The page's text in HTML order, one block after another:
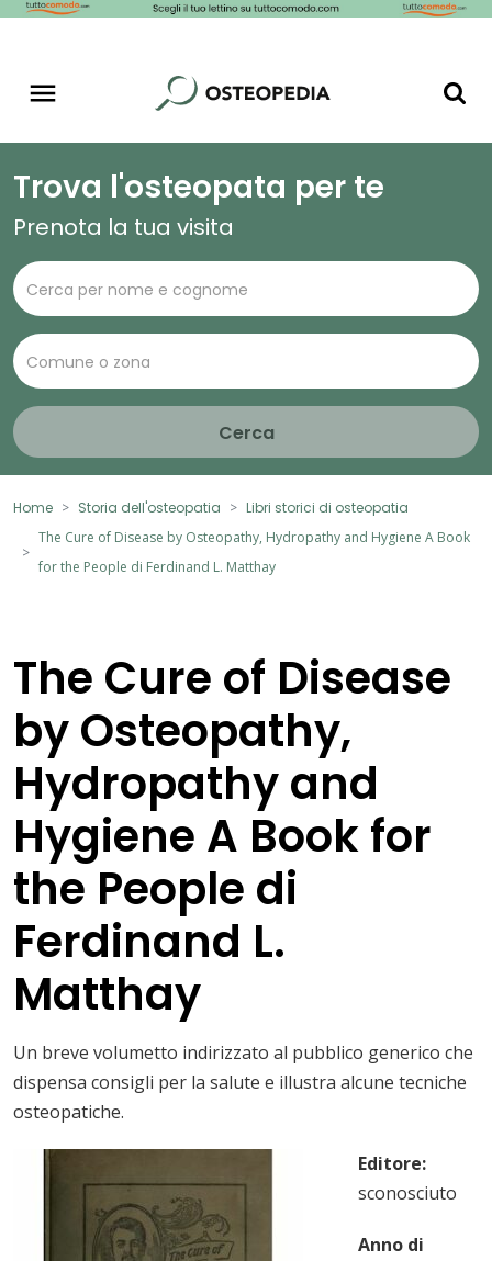
Trova l'osteopata per te
Prenota la tua visita
Cerca
Home Storia dell'osteopatia
Libri storici di osteopatia
The Cure of Disease by Osteopathy, Hydropathy and Hygiene A Book
for the People di Ferdinand L. Matthay
The Cure of Disease
by Osteopathy,
Hydropathy and
Hygiene A Book for
the People di
Ferdinand L.
Matthay
Un breve volumetto indirizzato al pubblico generico che
dispensa consigli per la salute e illustra alcune tecniche
osteopatiche.
Editore:
sconosciuto
Anno di